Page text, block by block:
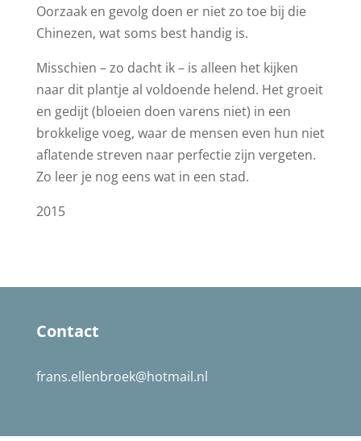
Oorzaak en gevolg doen er niet zo toe bij die
Chinezen, wat soms best handig is.
Misschien – zo dacht ik – is alleen het kijken
naar dit plantje al voldoende helend. Het groeit
en gedijt (bloeien doen varens niet) in een
brokkelige voeg, waar de mensen even hun niet
aflatende streven naar perfectie zijn vergeten.
Zo leer je nog eens wat in een stad.
2015
Contact
frans.ellenbroek@hotmail.nl